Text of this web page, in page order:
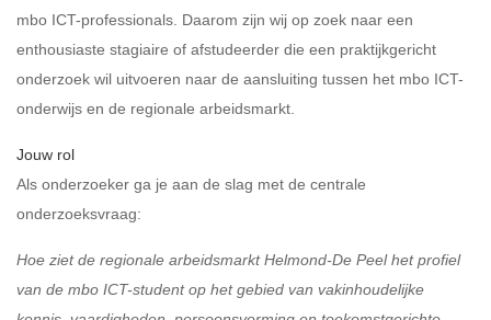
mbo ICT-professionals. Daarom zijn wij op zoek naar een
enthousiaste stagiaire of afstudeerder die een praktijkgericht
onderzoek wil uitvoeren naar de aansluiting tussen het mbo ICT-
onderwijs en de regionale arbeidsmarkt.
Jouw rol
Als onderzoeker ga je aan de slag met de centrale
onderzoeksvraag:
Hoe ziet de regionale arbeidsmarkt Helmond-De Peel het profiel
van de mbo ICT-student op het gebied van vakinhoudelijke